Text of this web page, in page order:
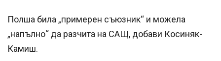
Полша била „примерен съюзник“ и можела
„напълно“ да разчита на САЩ, добави Косиняк-
Камиш.